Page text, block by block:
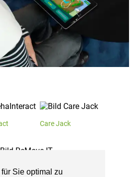
Sie optimal zu
Care Jack
IT